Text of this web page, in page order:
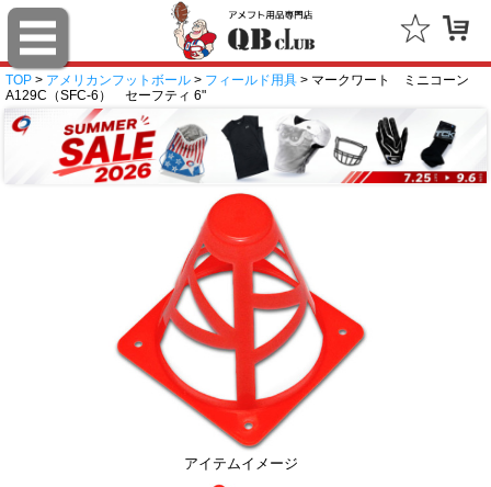
TOP > アメリカンフットボール > フィールド用具 > マークワート ミニコーン
A129C（SFC-6） セーフティ 6"
アイテムイメージ